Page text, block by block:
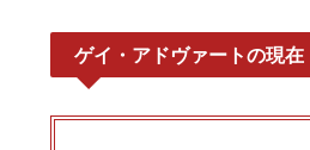
ゲイ・アドヴァートの現在